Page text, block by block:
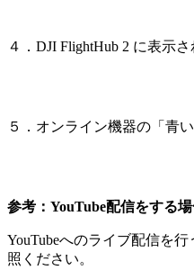
４．DJI FlightHub 2 に表示
５．オンライン機器の「青
参考：YouTube配信をする
YouTubeへのライブ配信を
照ください。